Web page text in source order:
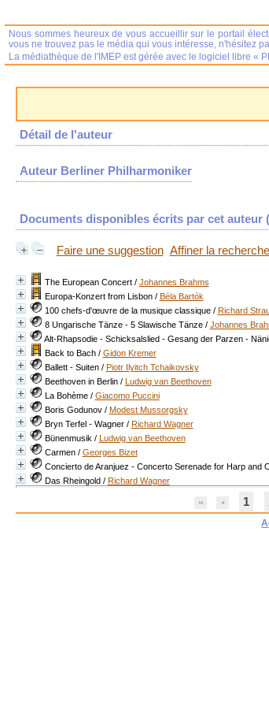
Détail de l'auteur
Auteur Berliner Philharmoniker
Documents disponibles écrits par cet auteur (
Faire une suggestion Affiner la recherche
The European Concert/ Johannes Brahms
Europa-Konzert from Lisbon/ Béla Bartók
100 chefs-d'œuvre de la musique classique/ Richard
8 Ungarische Tänze - 5 Slawische Tänze/ Johannes
Alt-Rhapsodie - Schicksalslied - Gesang der Parzen -
Back to Bach/ Gidon Kremer
Ballett - Suiten/ Piotr Ilyitch Tchaikovsky
Beethoven in Berlin/ Ludwig van Beethoven
La Bohème/ Giacomo Puccini
Boris Godunov/ Modest Mussorgsky
Bryn Terfel - Wagner/ Richard Wagner
Bünenmusik / Ludwig van Beethoven
Carmen/ Georges Bizet
Concierto de Aranjuez - Concerto Serenade for Harp and
Das Rheingold/ Richard Wagner
1
Nous sommes heureux de vous accueillir sur le portail
vous ne trouvez pas le média qui vous intéresse, n'hésitez
La médiathèque de l'IMEP est gérée avec le logiciel libre «